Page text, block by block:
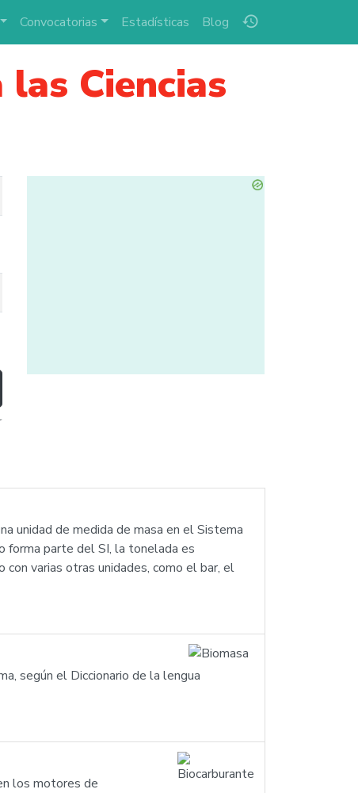
history
Convocatorias Estadísticas Blog
Ciencias
unidad de medida de masa en el Sistema
forma parte del SI, la tonelada es
varias otras unidades, como el bar, el
según el Diccionario de la lengua
los motores de